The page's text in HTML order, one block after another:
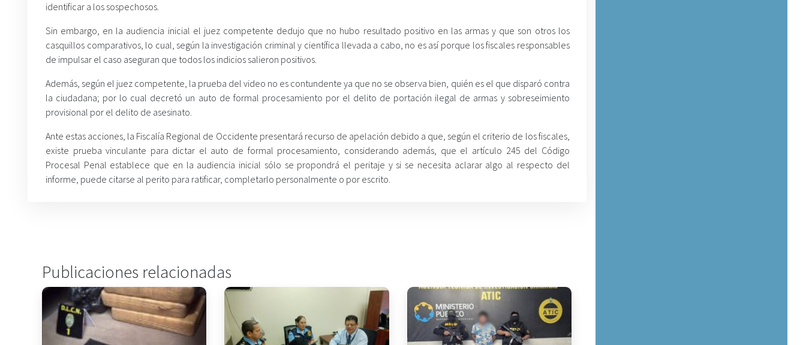
identificar a los sospechosos.
Sin embargo, en la audiencia inicial el juez competente dedujo que no hubo resultado positivo en las armas y que son otros los
casquillos comparativos, lo cual, según la investigación criminal y científica llevada a cabo, no es así porque los fiscales responsables
de impulsar el caso aseguran que todos los indicios salieron positivos.
Además, según el juez competente, la prueba del video no es contundente ya que no se observa bien, quién es el que disparó contra
la ciudadana; por lo cual decretó un auto de formal procesamiento por el delito de portación ilegal de armas y sobreseimiento
provisional por el delito de asesinato.
Ante estas acciones, la Fiscalía Regional de Occidente presentará recurso de apelación debido a que, según el criterio de los fiscales,
existe prueba vinculante para dictar el auto de formal procesamiento, considerando además, que el artículo 245 del Código
Procesal Penal establece que en la audiencia inicial sólo se propondrá el peritaje y si se necesita aclarar algo al respecto del
informe, puede citarse al perito para ratificar, completarlo personalmente o por escrito.
Publicaciones relacionadas